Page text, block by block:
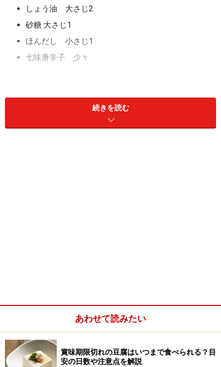
しょう油 大さじ2
砂糖 大さじ1
ほんだし 小さじ1
七味唐辛子 少々
ふきに塩をふって、まな板の上でごしごしと板ずり
ておきます。
材料をいれて10分ほど煮ます。
続きを読む
あわせて読みたい
賞味期限切れの豆腐はいつまで食べられる？目
安の日数や注意点を解説